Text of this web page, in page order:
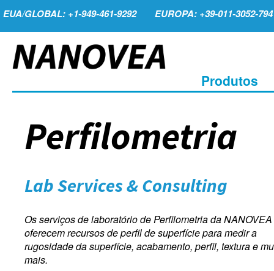
EUA/GLOBAL: +1-949-461-9292 EUROPA: +39-011-3052-794
Produtos
Perfilometria
Lab Services & Consulting
Os serviços de laboratório de Perfilometria da NANOVEA
oferecem recursos de perfil de superfície para medir a
rugosidade da superfície, acabamento, perfil, textura e
mais.